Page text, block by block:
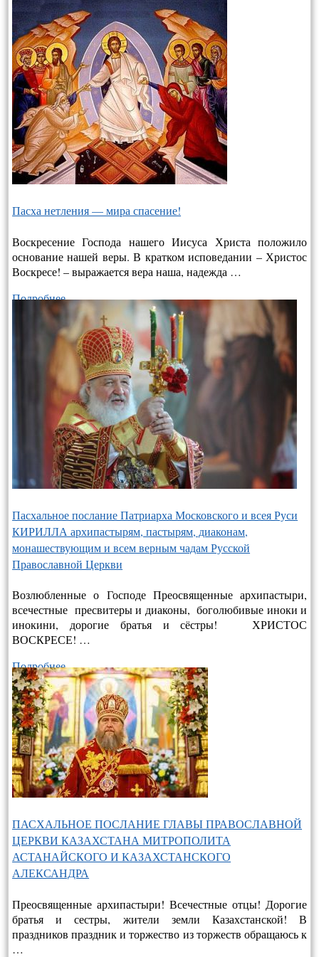
Пасха нетления — мира спасение!
Воскресение Господа нашего Иисуса Христа положило
основание нашей веры. В кратком исповедании – Христос
Воскресе! – выража­ется вера наша, надежда …
Подробнее…
Пасхальное послание Патриарха Московского и всея Руси
КИРИЛЛА архипастырям, пастырям, диаконам,
монашествующим и всем верным чадам Русской
Православной Церкви
Возлюбленные о Господе Преосвященные архипастыри,
всечестные пресвитеры и диаконы, боголюбивые иноки и
инокини, дорогие братья и сёстры! ХРИСТОС
ВОСКРЕСЕ! …
Подробнее…
ПАСХАЛЬНОЕ ПОСЛАНИЕ ГЛАВЫ ПРАВОСЛАВНОЙ
ЦЕРКВИ КАЗАХСТАНА МИТРОПОЛИТА
АСТАНАЙСКОГО И КАЗАХСТАНСКОГО
АЛЕКСАНДРА
Преосвященные архипастыри! Всечестные отцы! Дорогие
братья и сестры, жители земли Казахстанской! В
праздников праздник и торжество из торжеств обращаюсь к
…